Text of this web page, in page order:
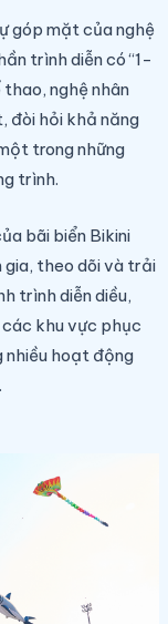
góp mặt của nghệ
trình diễn có “1-
nghệ nhân
đòi hỏi khả năng
trong những
trình.
bãi biển Bikini
gia, theo dõi và trải
trình diễn diều,
khu vực phục
nhiều hoạt động